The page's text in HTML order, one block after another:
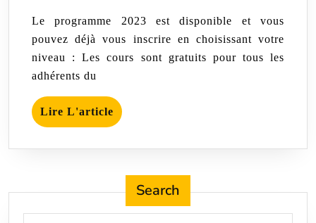
au
École
du
Le programme 2023 est disponible et vous
pouvez déjà vous inscrire en choisissant votre
niveau : Les cours sont gratuits pour tous les
adhérents du
Lire L'article Lire
L'article
Search